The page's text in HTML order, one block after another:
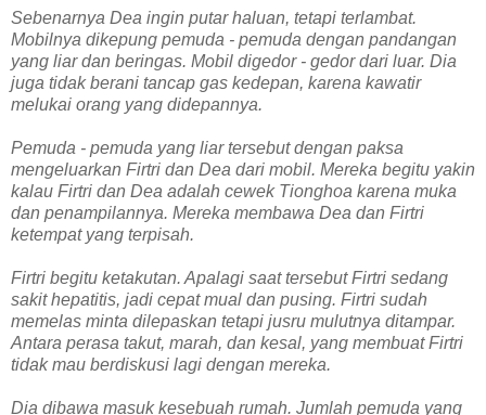
Sebenarnya Dea ingin putar haluan, tetapi terlambat.
Mobilnya dikepung pemuda - pemuda dengan pandangan
yang liar dan beringas. Mobil digedor - gedor dari luar. Dia
juga tidak berani tancap gas kedepan, karena kawatir
melukai orang yang didepannya.
Pemuda - pemuda yang liar tersebut dengan paksa
mengeluarkan Firtri dan Dea dari mobil. Mereka begitu yakin
kalau Firtri dan Dea adalah cewek Tionghoa karena muka
dan penampilannya. Mereka membawa Dea dan Firtri
ketempat yang terpisah.
Firtri begitu ketakutan. Apalagi saat tersebut Firtri sedang
sakit hepatitis, jadi cepat mual dan pusing. Firtri sudah
memelas minta dilepaskan tetapi jusru mulutnya ditampar.
Antara perasa takut, marah, dan kesal, yang membuat Firtri
tidak mau berdiskusi lagi dengan mereka.
Dia dibawa masuk kesebuah rumah. Jumlah pemuda yang